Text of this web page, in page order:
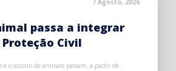
7 Agosto, 2026
passa a integrar
Civil
e o socorro de animais passam, a partir de